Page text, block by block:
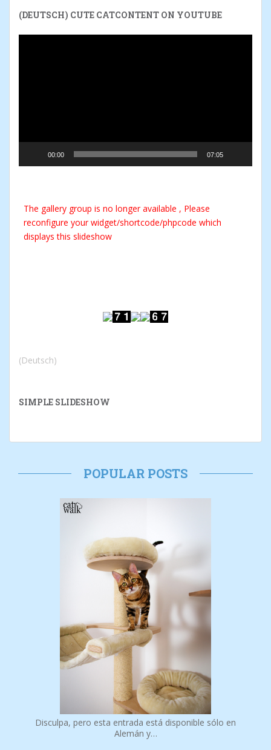
(DEUTSCH) CUTE CATCONTENT ON YOUTUBE
00:00 07:05
The gallery group is no longer available , Please
reconfigure your widget/shortcode/phpcode which
displays this slideshow
(Deutsch)
SIMPLE SLIDESHOW
POPULAR POSTS
Disculpa, pero esta entrada está disponible sólo en
Alemán y…